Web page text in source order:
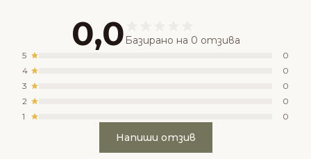
0,0 Базирано на 0 отзива
5
0
4
0
3
0
2
0
1
0
Напиши отзив